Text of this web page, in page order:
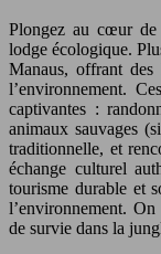
Plongez au cœur de
lodge écologique.
Manaus, offrant des
l’environnement.
captivantes :
animaux sauvages
traditionnelle, et
échange culturel
tourisme durable et
l’environnement.
de survie dans la